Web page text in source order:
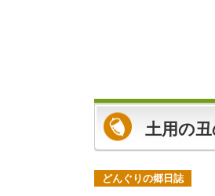
土用の丑
どんぐりの郷日誌